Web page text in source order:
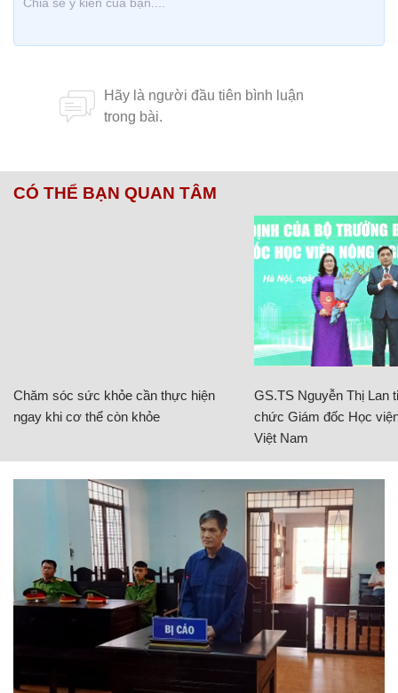
CÓ THỂ BẠN QUAN TÂM
Chăm sóc sức khỏe cần thực hiện
ngay khi cơ thể còn khỏe
GS.TS Nguyễn Thị Lan
chức Giám đốc Học
Việt Nam